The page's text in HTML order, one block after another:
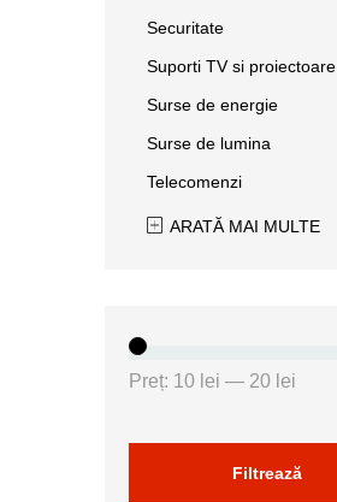
Securitate
Suporti TV si proiectoare
Surse de energie
Surse de lumina
Telecomenzi
ARATĂ MAI MULTE
Filtrează
Preț: 10 lei — 20 lei